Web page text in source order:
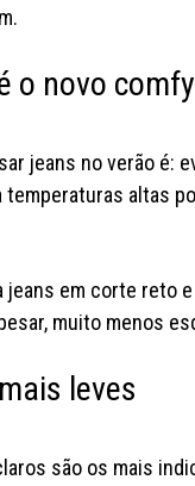
o novo comfy
jeans no verão é:
altas
jeans em corte reto
muito menos
leves
são os mais